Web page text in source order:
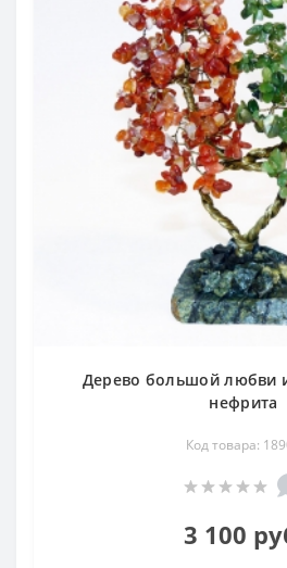
Дерево большой любви
нефрита
Код товара:
3 100